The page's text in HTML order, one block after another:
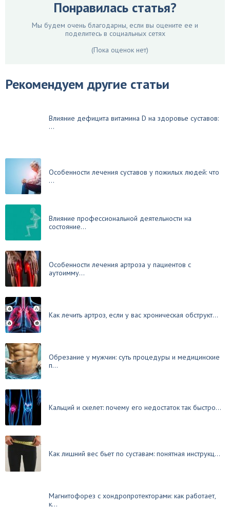
Понравилась статья?
Мы будем очень благодарны, если вы оцените ее и
поделитесь в социальных сетях
(Пока оценок нет)
Рекомендуем другие статьи
Влияние дефицита витамина D на здоровье суставов:
...
Особенности лечения суставов у пожилых людей: что
...
Влияние профессиональной деятельности на
состояние...
Особенности лечения артроза у пациентов с
аутоимму...
Как лечить артроз, если у вас хроническая обструкт...
Обрезание у мужчин: суть процедуры и медицинские
п...
Кальций и скелет: почему его недостаток так быстро...
Как лишний вес бьет по суставам: понятная инструкц...
Магнитофорез с хондропротекторами: как работает,
к...